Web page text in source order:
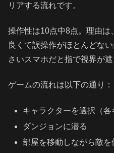
リアする流れです。
操作性は10点中8点。理由
良くて誤操作がほとんどな
さいスマホだと指で視界が
ゲームの流れは以下の通り：
キャラクターを選択（各
ダンジョンに潜る
部屋を移動しながら敵を